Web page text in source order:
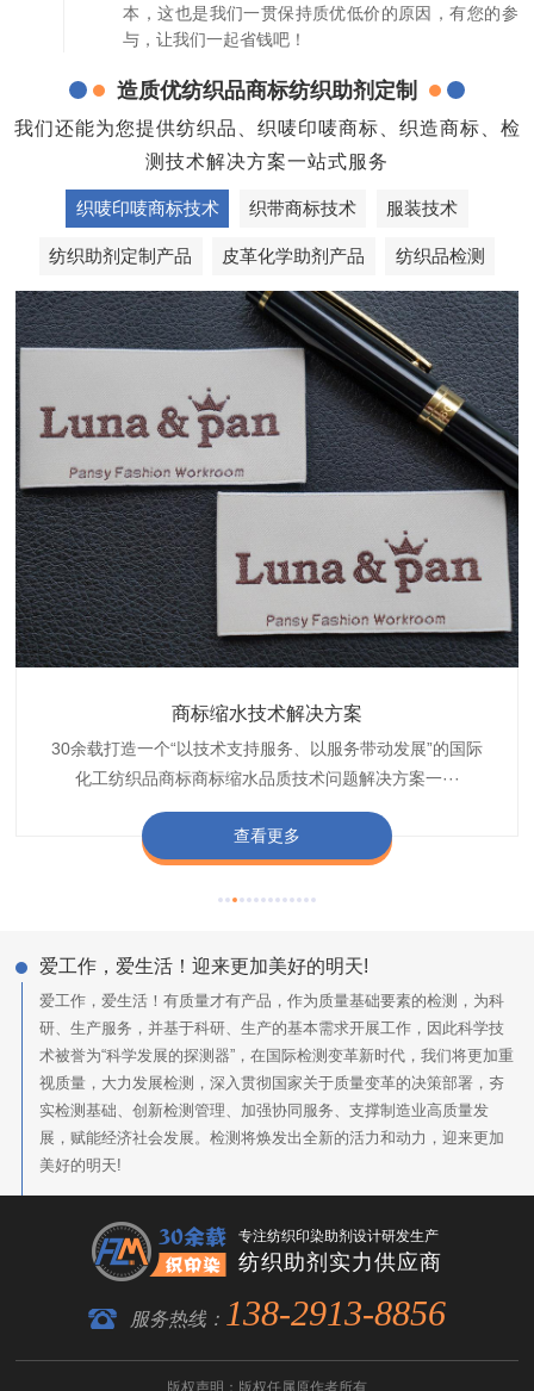
本，这也是我们一贯保持质优低价的原因，有您的参
与，让我们一起省钱吧！
造质优纺织品商标纺织助剂定制
我们还能为您提供纺织品、织唛印唛商标、织造商标、检
测技术解决方案一站式服务
织唛印唛商标技术 织带商标技术 服装技术
纺织助剂定制产品 皮革化学助剂产品 纺织品检测
商标缩水技术解决方案
30余载打造一个“以技术支持服务、以服务带动发展”的国际
化工纺织品商标商标缩水品质技术问题解决方案一···
查看更多
织带商标防水技术解决方案
博准公司专注于织带商标防水技术解决方案30余载,励志于
纺织品商标企业打造含油量超标品质技术问题解决方···
查看更多
服装颜色不匀技术解决方案
博准是一家专注30余载设计研发织唛印唛商标、织带服装颜
色不匀品质技术问题解决方案一站式服务提供商,技···
查看更多
纺织品阻燃母粒
博准致力于成为纺织品商标阻燃母粒剂,TF-W760,TF-W760
阻燃母粒剂加工定制服务实力提供商,···
查看更多
爱工作，爱生活！迎来更加美好的明天!
爱工作，爱生活！有质量才有产品，作为质量基础要素的检测，为科
研、生产服务，并基于科研、生产的基本需求开展工作，因此科学技
术被誉为“科学发展的探测器”，在国际检测变革新时代，我们将更加重
视质量，大力发展检测，深入贯彻国家关于质量变革的决策部署，夯
实检测基础、创新检测管理、加强协同服务、支撑制造业高质量发
展，赋能经济社会发展。检测将焕发出全新的活力和动力，迎来更加
美好的明天!
专注纺织印染助剂设计研发生产
纺织助剂实力供应商
服务热线： 138-2913-8856
版权声明：版权任属原作者所有